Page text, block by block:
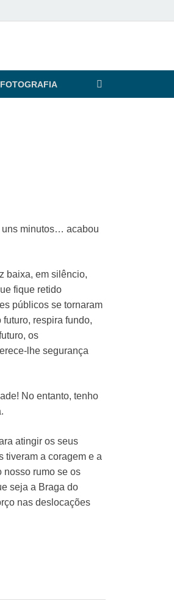
uns minutos… acabou
baixa, em silêncio,
fique retido
públicos se tornaram
respira fundo,
os
lhe segurança
No entanto, tenho
atingir os seus
tiveram a coragem e a
nosso rumo se os
seja a Braga do
nas deslocações